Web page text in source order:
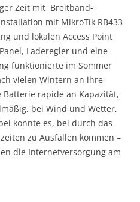
Zeit mit Breitband-
mit MikroTik RB433
und lokalen Access Point
Laderegler und eine
funktionierte im Sommer
vielen Wintern an ihre
Batterie rapide an Kapazität,
bei Wind und Wetter,
konnte es, bei durch das
zu Ausfällen kommen –
die Internetversorgung am